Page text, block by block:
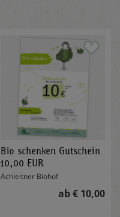
Bio schenken Gutschein
10,00 EUR
Achleitner Biohof
ab € 10,00